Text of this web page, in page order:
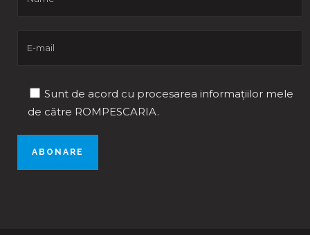
Sunt de acord cu procesarea informațiilor mele
de către ROMPESCARIA.